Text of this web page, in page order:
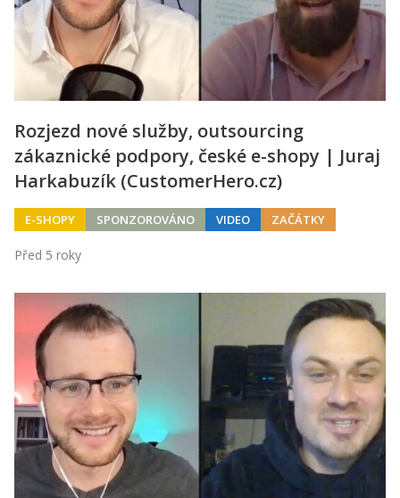
Rozjezd nové služby, outsourcing
zákaznické podpory, české e-shopy | Juraj
Harkabuzík (CustomerHero.cz)
E-SHOPY SPONZOROVÁNO VIDEO ZAČÁTKY
Před 5 roky